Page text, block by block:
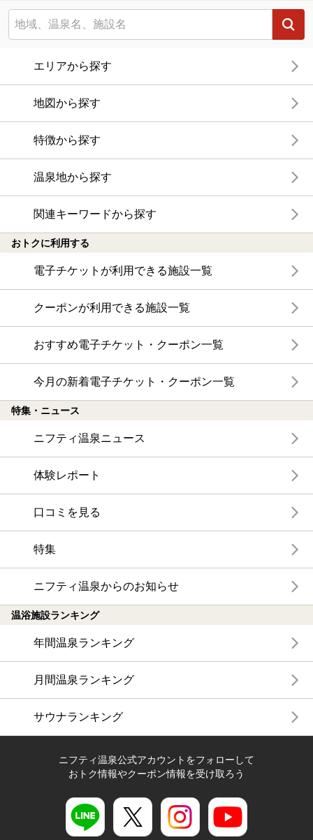
エリアから探す
地図から探す
特徴から探す
温泉地から探す
関連キーワードから探す
おトクに利用する
電子チケットが利用できる施設一覧
クーポンが利用できる施設一覧
おすすめ電子チケット・クーポン一覧
今月の新着電子チケット・クーポン一覧
特集・ニュース
ニフティ温泉ニュース
体験レポート
口コミを見る
特集
ニフティ温泉からのお知らせ
温浴施設ランキング
年間温泉ランキング
月間温泉ランキング
サウナランキング
ニフティ温泉公式アカウントをフォローして
おトク情報やクーポン情報を受け取ろう